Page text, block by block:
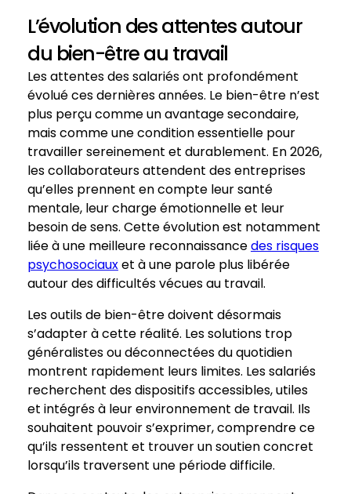
L’évolution des attentes autour
du bien-être au travail
Les attentes des salariés ont profondément
évolué ces dernières années. Le bien-être n’est
plus perçu comme un avantage secondaire,
mais comme une condition essentielle pour
travailler sereinement et durablement. En 2026,
les collaborateurs attendent des entreprises
qu’elles prennent en compte leur santé
mentale, leur charge émotionnelle et leur
besoin de sens. Cette évolution est notamment
liée à une meilleure reconnaissancedes risques
psychosociauxet à une parole plus libérée
autour des difficultés vécues au travail.
Les outils de bien-être doivent désormais
s’adapter à cette réalité. Les solutions trop
généralistes ou déconnectées du quotidien
montrent rapidement leurs limites. Les salariés
recherchent des dispositifs accessibles, utiles
et intégrés à leur environnement de travail. Ils
souhaitent pouvoir s’exprimer, comprendre ce
qu’ils ressentent et trouver un soutien concret
lorsqu’ils traversent une période difficile.